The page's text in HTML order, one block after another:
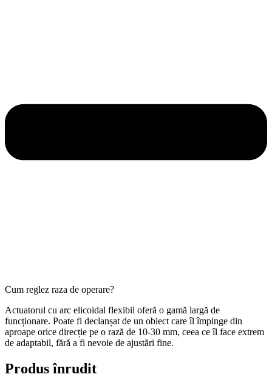
Cum reglez raza de operare?
Actuatorul cu arc elicoidal flexibil oferă o gamă largă de
funcționare. Poate fi declanșat de un obiect care îl împinge din
aproape orice direcție pe o rază de 10-30 mm, ceea ce îl face extrem
de adaptabil, fără a fi nevoie de ajustări fine.
Produs înrudit